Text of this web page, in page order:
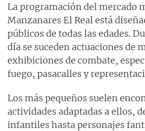
La programación del mercado
Manzanares El Real está
públicos de todas las edades.
día se suceden actuaciones de
exhibiciones de combate,
fuego, pasacalles y
Los más pequeños suelen
actividades adaptadas a ellos,
infantiles hasta personajes